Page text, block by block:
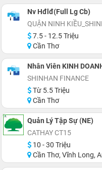
Nv Hđlđ(Full Lg Cb)
QUẬN NINH
7.5 - 12.5 Triệu
Cần Thơ
Nhân Viên KINH
SHINHAN FINANCE
Từ 5.5 Triệu
Cần Thơ
Quản Lý Tập Sự (NE)
CATHAY CT15
10 - 30 Triệu
Cần Thơ, Vĩnh Long, An Giang, Hậu Giang, Hồ